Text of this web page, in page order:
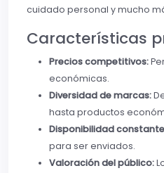
cuidado personal y mucho
Características
Precios competitivos:
económicas.
Diversidad de marcas:
hasta productos
Disponibilidad
para ser enviados.
Valoración del público: